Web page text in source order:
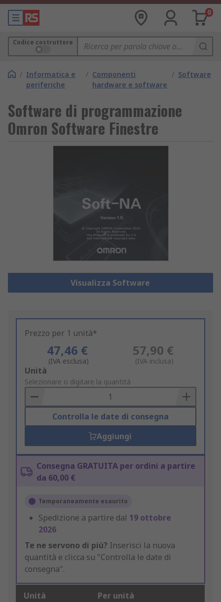
0
Codice costruttore
/ Informatica e
periferiche
/ Componenti
hardware e software
/ Software
Software di programmazione
Omron Software Finestre
Visualizza Software
Prezzo per 1 unità*
47,46 €
(IVA esclusa)
57,90 €
(IVA inclusa)
Add
to
Basket
Unità
Selezionare o digitare la quantità
Controlla le date di consegna
Aggiungi
Consegna GRATUITA per ordini a partire
da 60,00 €
Temporaneamente esaurito
Spedizione a partire dal 19 ottobre
2026
Te ne servono di più? Inserisci la nuova
quantità e clicca su "Controlla le date di
consegna".
Unità Per unità